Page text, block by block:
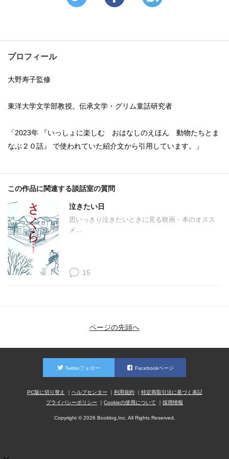
プロフィール
大野寿子監修
東洋大学文学部教授。伝承文学・グリム童話研究者
「2023年 『いっしょに楽しむ おはなしのえほん 動物たちとま
なぶ２０話』 で使われていた紹介文から引用しています。」
この作品に関連する談話室の質問
泣きたい日
思いっきり泣きたいときに見る映画・本のオスス
メ...
15
ページの先頭へ
Twitterフォロー Facebookページ
PC版に切り替え ヘルプセンター 利用規約
特定商取引法に基づく表記
プライバシーポリシー
Cookieの使用について 採用情報
Copyright © 2026 Booklog,Inc. All Rights Reserved.